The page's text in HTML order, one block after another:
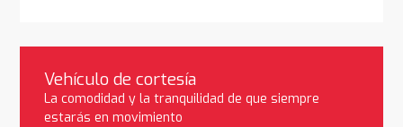
Vehículo de cortesía
La comodidad y la tranquilidad de que siempre
estarás en movimiento